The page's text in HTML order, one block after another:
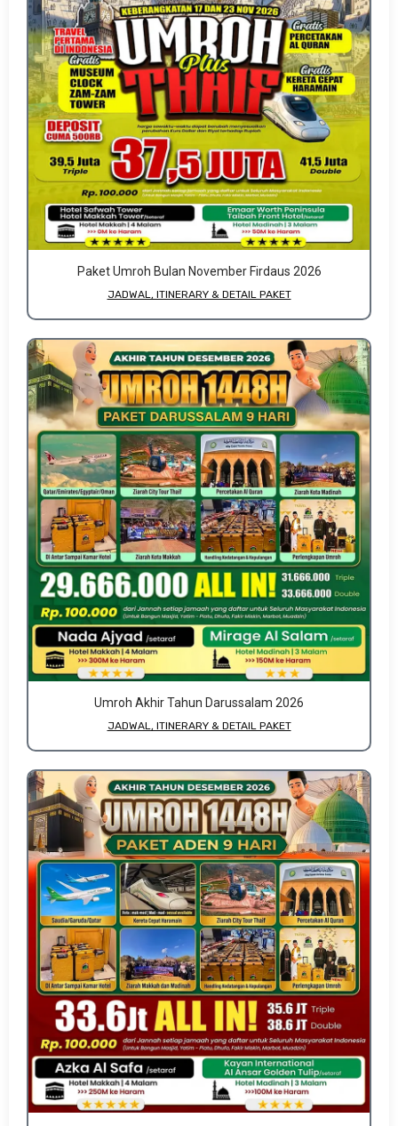
Paket Umroh Bulan November Firdaus 2026
JADWAL, ITINERARY & DETAIL PAKET
Umroh Akhir Tahun Darussalam 2026
JADWAL, ITINERARY & DETAIL PAKET